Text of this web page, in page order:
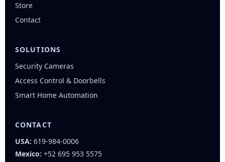
Store
Contact
SOLUTIONS
Security Cameras
Access Control & Doorbells
Smart Home Automation
CONTACT
USA: 619-984-0006
Mexico: +52 695 953 5575